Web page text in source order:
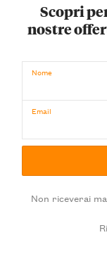
Scopri
nostre
Nome
Email
Non riceverai